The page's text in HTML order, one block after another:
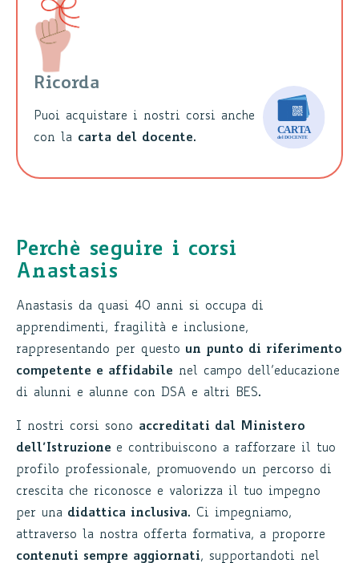
Ricorda
Puoi acquistare i nostri corsi anche
con la carta del docente.
Perchè seguire i corsi
Anastasis
Anastasis da quasi 40 anni si occupa di
apprendimenti, fragilità e inclusione,
rappresentando per questo un punto di riferimento
competente e affidabile nel campo dell’educazione
di alunni e alunne con DSA e altri BES.
I nostri corsi sono accreditati dal Ministero
dell’Istruzione e contribuiscono a rafforzare il tuo
profilo professionale, promuovendo un percorso di
crescita che riconosce e valorizza il tuo impegno
per una didattica inclusiva. Ci impegniamo,
attraverso la nostra offerta formativa, a proporre
contenuti sempre aggiornati, supportandoti nel